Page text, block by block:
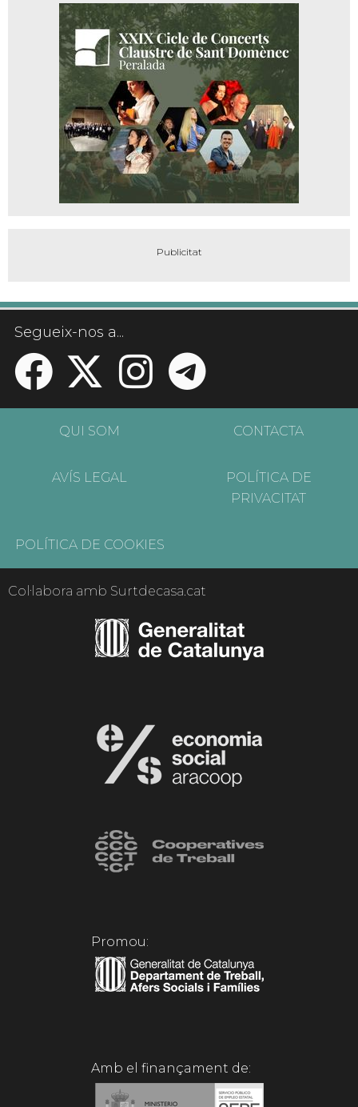
Segueix-nos a...
QUI SOM CONTACTA
AVÍS LEGAL
POLÍTICA DE
PRIVACITAT
POLÍTICA DE COOKIES
Col·labora amb Surtdecasa.cat
Promou:
Amb el finançament de: